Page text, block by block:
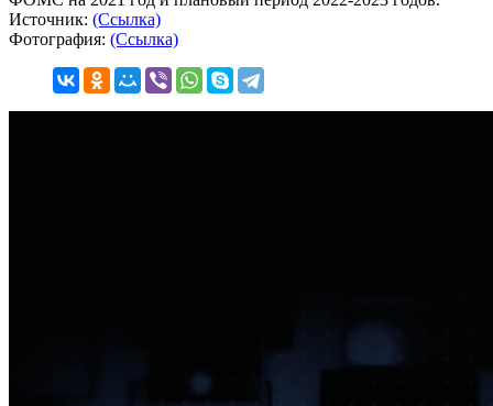
Источник: (Ссылка)
Фотография: (Ссылка)